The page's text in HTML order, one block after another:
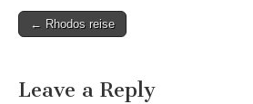
Post
← Rhodos reise
Leave a Reply